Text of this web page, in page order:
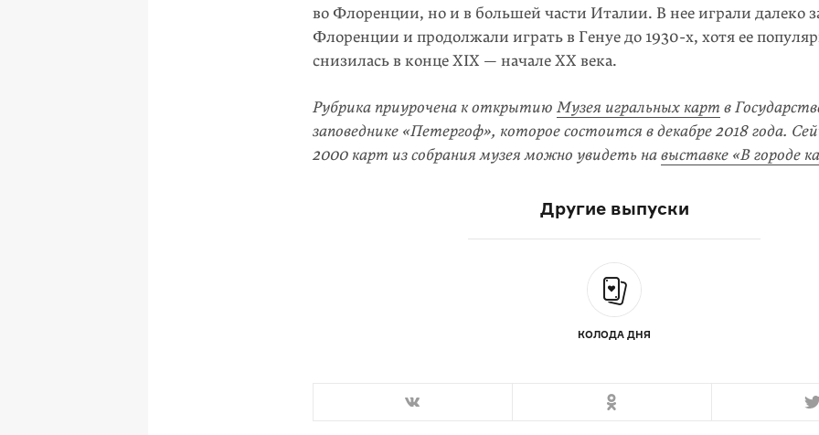
во Флоренции, но и в большей части Италии. В нее играли далеко
Флоренции и продолжали играть в Генуе до 1930-х, хотя ее
снизилась в конце XIX — начале XX века.
Рубрика приурочена к открытию Музея игральных карт в
заповеднике «Петергоф», которое состоится в декабре 2018 года.
2000 карт из собрания музея можно увидеть навыставке «В городе
Другие выпуски
КОЛОДА ДНЯ